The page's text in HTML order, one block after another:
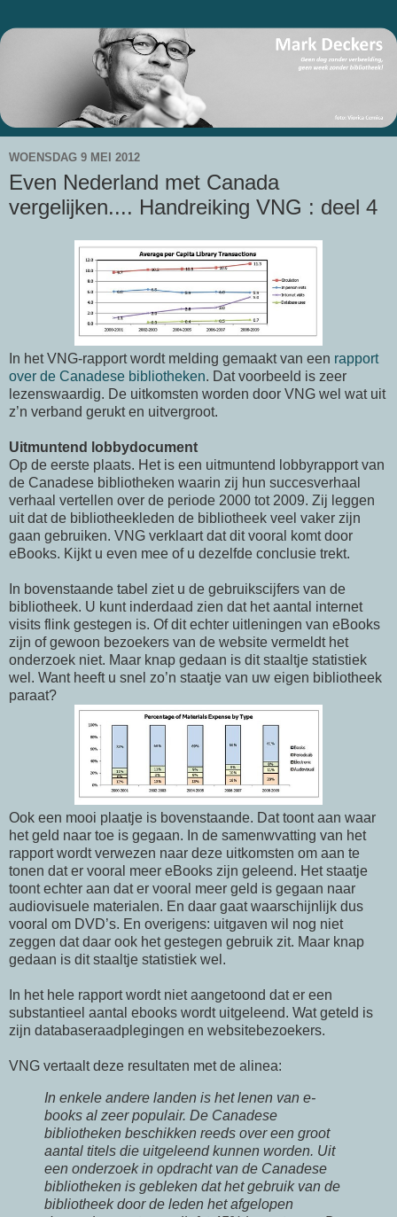
WOENSDAG 9 MEI 2012
Even Nederland met Canada
vergelijken.... Handreiking VNG : deel 4
In het VNG-rapport wordt melding gemaakt van een rapport
over de Canadese bibliotheken. Dat voorbeeld is zeer
lezenswaardig. De uitkomsten worden door VNG wel wat uit
z’n verband gerukt en uitvergroot.
Uitmuntend lobbydocument
Op de eerste plaats. Het is een uitmuntend lobbyrapport van
de Canadese bibliotheken waarin zij hun succesverhaal
verhaal vertellen over de periode 2000 tot 2009. Zij leggen
uit dat de bibliotheekleden de bibliotheek veel vaker zijn
gaan gebruiken. VNG verklaart dat dit vooral komt door
eBooks. Kijkt u even mee of u dezelfde conclusie trekt.
In bovenstaande tabel ziet u de gebruikscijfers van de
bibliotheek. U kunt inderdaad zien dat het aantal internet
visits flink gestegen is. Of dit echter uitleningen van eBooks
zijn of gewoon bezoekers van de website vermeldt het
onderzoek niet. Maar knap gedaan is dit staaltje statistiek
wel. Want heeft u snel zo’n staatje van uw eigen bibliotheek
paraat?
Ook een mooi plaatje is bovenstaande. Dat toont aan waar
het geld naar toe is gegaan. In de samenwvatting van het
rapport wordt verwezen naar deze uitkomsten om aan te
tonen dat er vooral meer eBooks zijn geleend. Het staatje
toont echter aan dat er vooral meer geld is gegaan naar
audiovisuele materialen. En daar gaat waarschijnlijk dus
vooral om DVD’s. En overigens: uitgaven wil nog niet
zeggen dat daar ook het gestegen gebruik zit. Maar knap
gedaan is dit staaltje statistiek wel.
In het hele rapport wordt niet aangetoond dat er een
substantieel aantal ebooks wordt uitgeleend. Wat geteld is
zijn databaseraadplegingen en websitebezoekers.
VNG vertaalt deze resultaten met de alinea:
In enkele andere landen is het lenen van e-
books al zeer populair. De Canadese
bibliotheken beschikken reeds over een groot
aantal titels die uitgeleend kunnen worden. Uit
een onderzoek in opdracht van de Canadese
bibliotheken is gebleken dat het gebruik van de
bibliotheek door de leden het afgelopen